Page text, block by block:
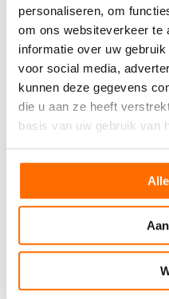
personaliseren, om
om ons websiteverkeer te
informatie over uw
voor social media,
kunnen deze gegevens
die u aan ze heeft
basis van uw gebruik van
Grafisch
breedte: ‘Steeds
decoratiedrukkers’
Adkow beleeft een
verbreding in de